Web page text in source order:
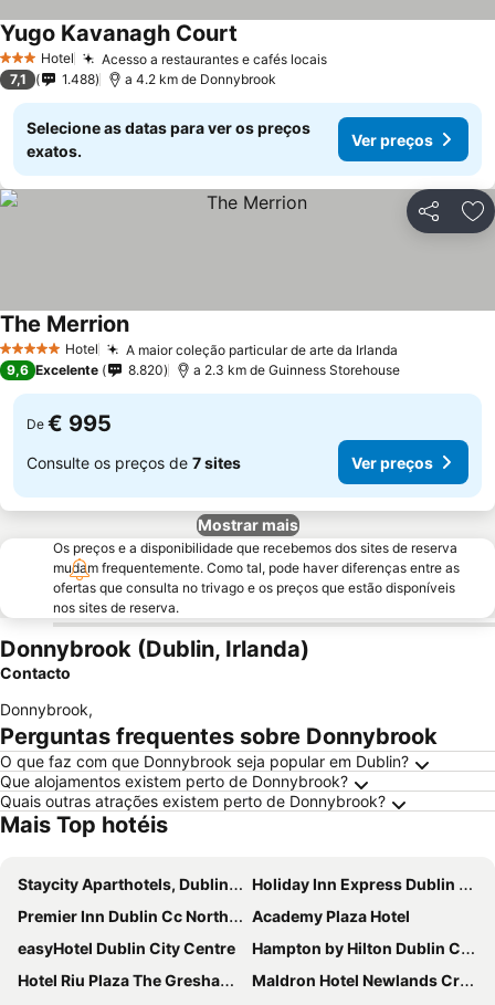
3 EstrelasHotel Acesso a restaurantes e cafés locaisVer preços
Yugo Kavanagh Court
7,1 1.488 a 4.2 km de Donnybrook
Selecione as datas para ver os preços
exatos.
Ver preços
Partilhar
5 Estrelas Hotel A maior coleção particular de arte da Irlanda
The MerrionVer preços
9,6 Excelente 8.820 a 2.3 km de Guinness Storehouse
De € 995
Consulte os preços de 7 sites Ver preços
Mostrar mais
Os preços e a disponibilidade que recebemos dos sites de reserva
mudam frequentemente. Como tal, pode haver diferenças entre as
ofertas que consulta no trivago e os preços que estão disponíveis
nos sites de reserva.
Donnybrook (Dublin, Irlanda)
Contacto
Donnybrook,
Perguntas frequentes sobre Donnybrook
O que faz com que Donnybrook seja popular em Dublin?
Que alojamentos existem perto de Donnybrook?
Quais outras atrações existem perto de Donnybrook?
Mais Top hotéis
Staycity Aparthotels, Dublin, City Centre
Holiday Inn Express Dublin City Centre By Ihg
Premier Inn Dublin Cc North Docklands
Academy Plaza Hotel
easyHotel Dublin City Centre
Hampton by Hilton Dublin City Centre
Hotel Riu Plaza The Gresham Dublin
Maldron Hotel Newlands Cross